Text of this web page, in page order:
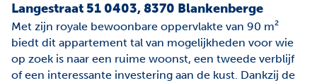
Langestraat 51 0403, 8370 Blankenberge
Met zijn royale bewoonbare oppervlakte van 90 m²
biedt dit appartement tal van mogelijkheden voor wie
op zoek is naar een ruime woonst, een tweede verblijf
of een interessante investering aan de kust. Dankzij de